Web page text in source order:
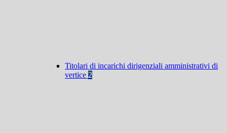
Titolari di incarichi dirigenziali amministrativi di
vertice 2